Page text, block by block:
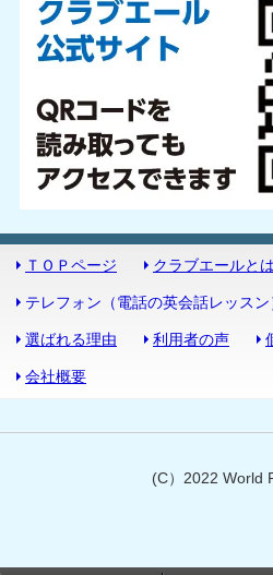
ＴＯＰページ クラブエールとは
テレフォン（電話の英会話レッスン
選ばれる理由 利用者の声
会社概要
(C）2022 World